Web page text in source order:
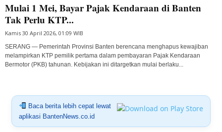
Mulai 1 Mei, Bayar Pajak Kendaraan di Banten
Tak Perlu KTP...
Kamis 30 April 2026, 01:09 WIB
SERANG — Pemerintah Provinsi Banten berencana menghapus kewajiban
melampirkan KTP pemilik pertama dalam pembayaran Pajak Kendaraan
Bermotor (PKB) tahunan. Kebijakan ini ditargetkan mulai berlaku...
Baca berita lebih cepat lewat
aplikasi BantenNews.co.id